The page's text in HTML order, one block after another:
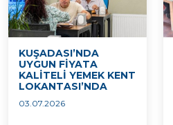
KUŞADASI’NDA
UYGUN FİYATA
KALİTELİ YEMEK KENT
LOKANTASI’NDA
03.07.2026